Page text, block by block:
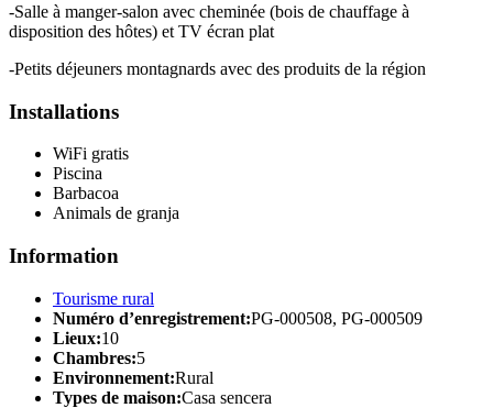
-Salle à manger-salon avec cheminée (bois de chauffage à
disposition des hôtes) et TV écran plat
-Petits déjeuners montagnards avec des produits de la région
Installations
WiFi gratis
Piscina
Barbacoa
Animals de granja
Information
Tourisme rural
Numéro d’enregistrement:PG-000508, PG-000509
Lieux:10
Chambres:5
Environnement:Rural
Types de maison:Casa sencera